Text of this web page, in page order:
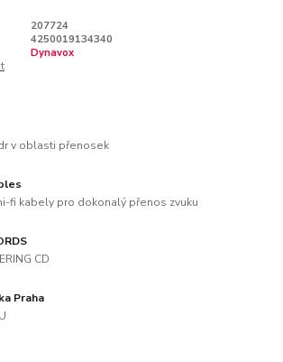
207724
4250019134340
Dynavox
v oblasti přenosek
fi kabely pro dokonalý přenos zvuku
CD
Praha